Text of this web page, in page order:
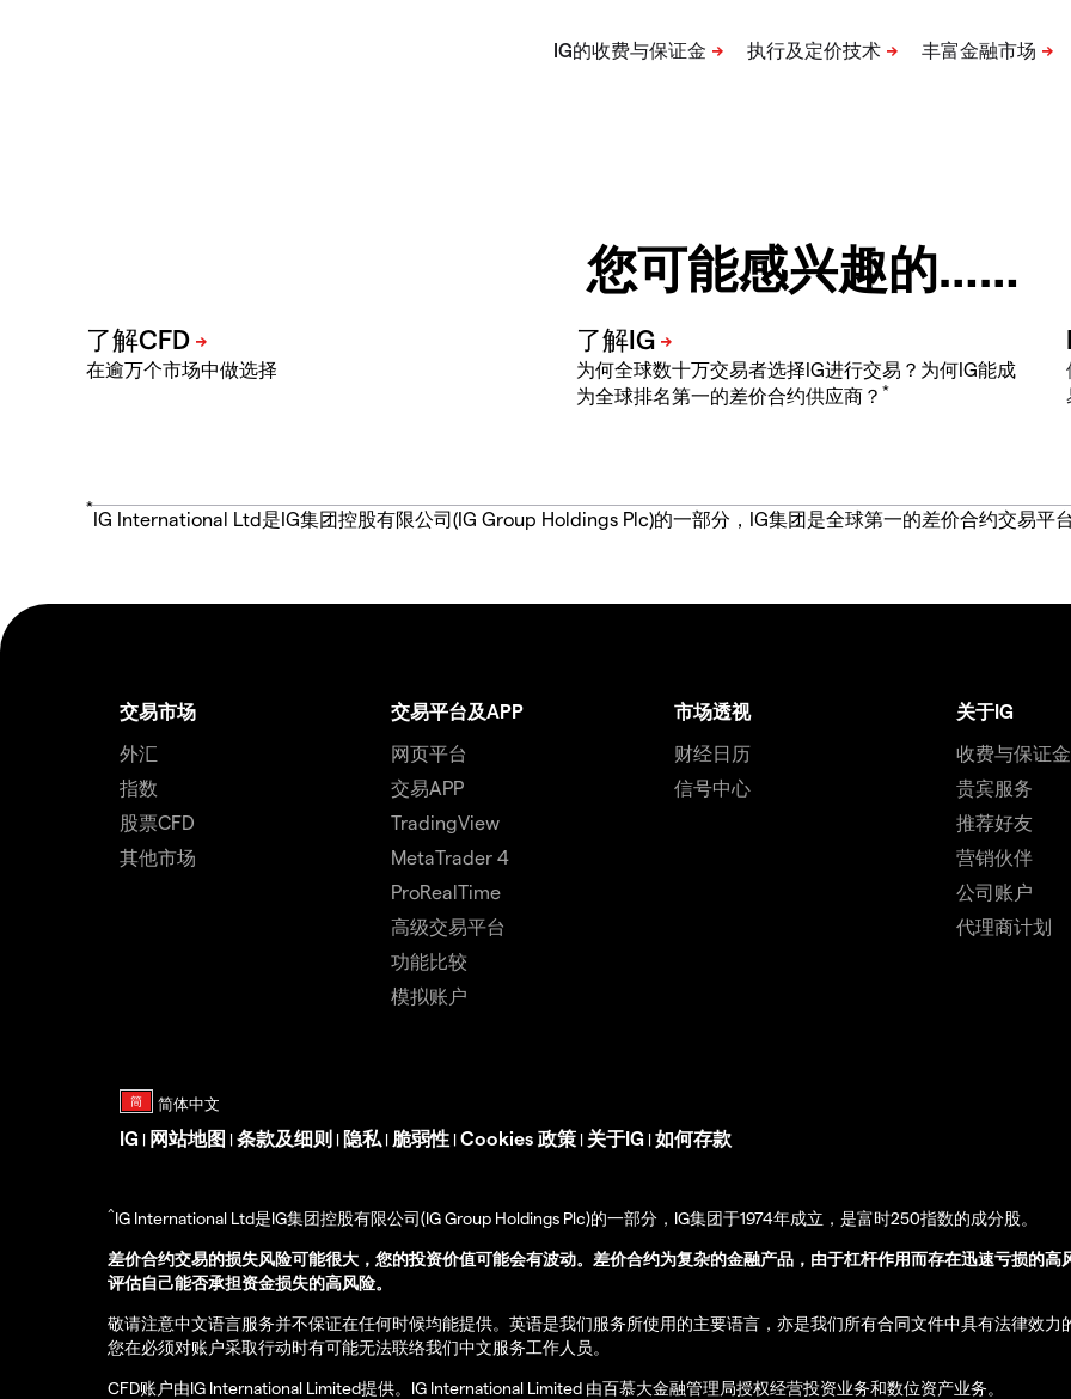
您可能感兴趣的……
在逾万个市场中做选择
为何全球数十万交易者选择IG进行交易？为何IG能成
为全球排名第一的差价合约供应商？ *
*
IG International Ltd是IG集团控股有限公司(IG Group Holdings Plc)的一部分，IG集团是全球第一的差价合约交易平
交易市场
外汇
指数
股票CFD
其他市场
交易平台及APP
网页平台
交易APP
TradingView
MetaTrader 4
ProRealTime
高级交易平台
功能比较
模拟账户
市场透视
财经日历
信号中心
关于IG
收费与保证金
贵宾服务
推荐好友
营销伙伴
公司账户
代理商计划
IG | 网站地图 | 条款及细则 | 隐私 | 脆弱性 | Cookies 政策 | 关于IG | 如何存款
^IG International Ltd是IG集团控股有限公司(IG Group Holdings Plc)的一部分，IG集团于1974年成立，是富时250指数的成分股。
差价合约交易的损失风险可能很大，您的投资价值可能会有波动。差价合约为复杂的金融产品，由于杠杆作用而存在迅速亏损的
评估自己能否承担资金损失的高风险。
敬请注意中文语言服务并不保证在任何时候均能提供。英语是我们服务所使用的主要语言，亦是我们所有合同文件中具有法律效力
您在必须对账户采取行动时有可能无法联络我们中文服务工作人员。
CFD账户由IG International Limited提供。IG International Limited 由百慕大金融管理局授权经营投资业务和数位资产业务。